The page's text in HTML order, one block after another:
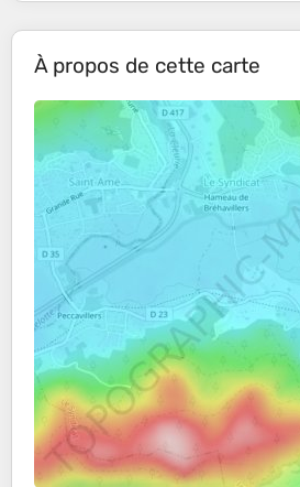
À propos de cette carte